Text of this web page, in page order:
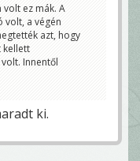
ez mák. A
volt, a végén
azt, hogy
kellett
Innentől
ki.